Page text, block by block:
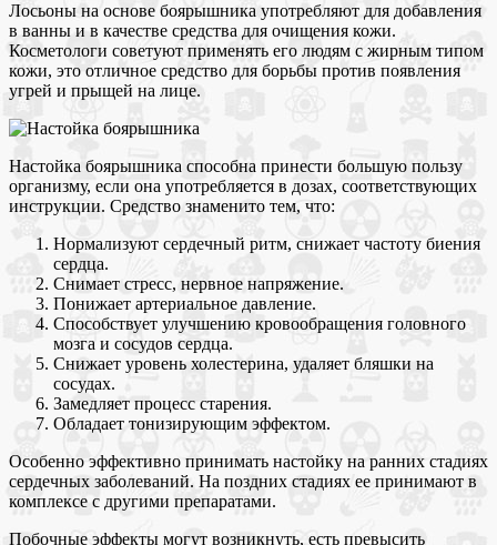
Лосьоны на основе боярышника употребляют для добавления
в ванны и в качестве средства для очищения кожи.
Косметологи советуют применять его людям с жирным типом
кожи, это отличное средство для борьбы против появления
угрей и прыщей на лице.
Настойка боярышника способна принести большую пользу
организму, если она употребляется в дозах, соответствующих
инструкции. Средство знаменито тем, что:
Нормализуют сердечный ритм, снижает частоту биения
сердца.
Снимает стресс, нервное напряжение.
Понижает артериальное давление.
Способствует улучшению кровообращения головного
мозга и сосудов сердца.
Снижает уровень холестерина, удаляет бляшки на
сосудах.
Замедляет процесс старения.
Обладает тонизирующим эффектом.
Особенно эффективно принимать настойку на ранних стадиях
сердечных заболеваний. На поздних стадиях ее принимают в
комплексе с другими препаратами.
Побочные эффекты могут возникнуть, есть превысить